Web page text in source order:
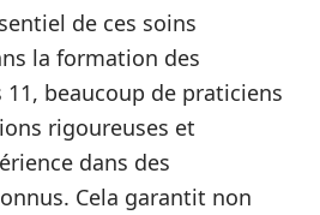
de ces soins
la formation des
11, beaucoup de praticiens
rigoureuses et
dans des
Cela garantit non